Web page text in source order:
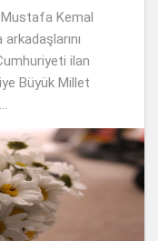
Kemal
ilan
Büyük Millet